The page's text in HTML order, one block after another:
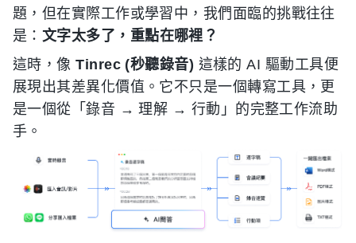
題，但在實際工作或學習中，我們面臨的挑戰往往
是： 文字太多了，重點在哪裡？
這時，像Tinrec (秒聽錄音) 這樣的 AI 驅動工具便
展現出其差異化價值。它不只是一個轉寫工具，更
是一個從「錄音 → 理解 → 行動」的完整工作流助
手。